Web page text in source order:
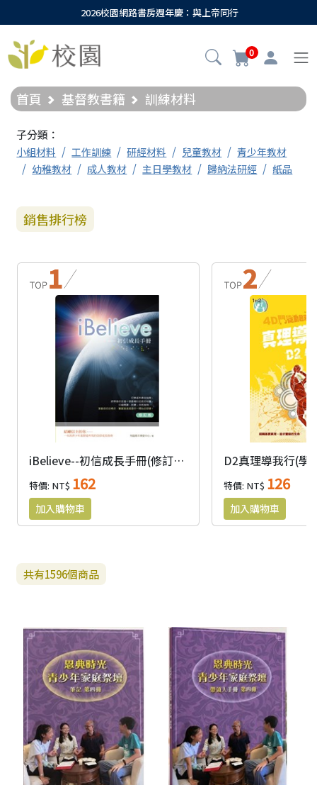
2026校園網路書房週年慶：與上帝同行
0
首頁 基督教書籍 訓練材料
子分類：
小組材料 工作訓練 研經材料 兒童教材
青少年教材
幼稚教材
成人教材 主日學教材 歸納法研經 紙品
銷售排行榜
iBelieve--初信成長手冊(修訂版)
特價: NT$ 162 特價: NT$ 126
共有1596個商品